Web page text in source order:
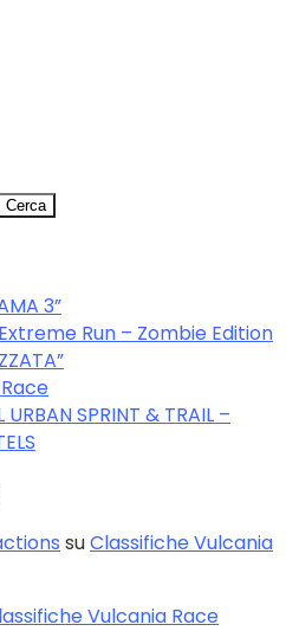
Cerca
3”
Run – Zombie Edition
SPRINT & TRAIL –
suClassifiche Vulcania
Vulcania Race